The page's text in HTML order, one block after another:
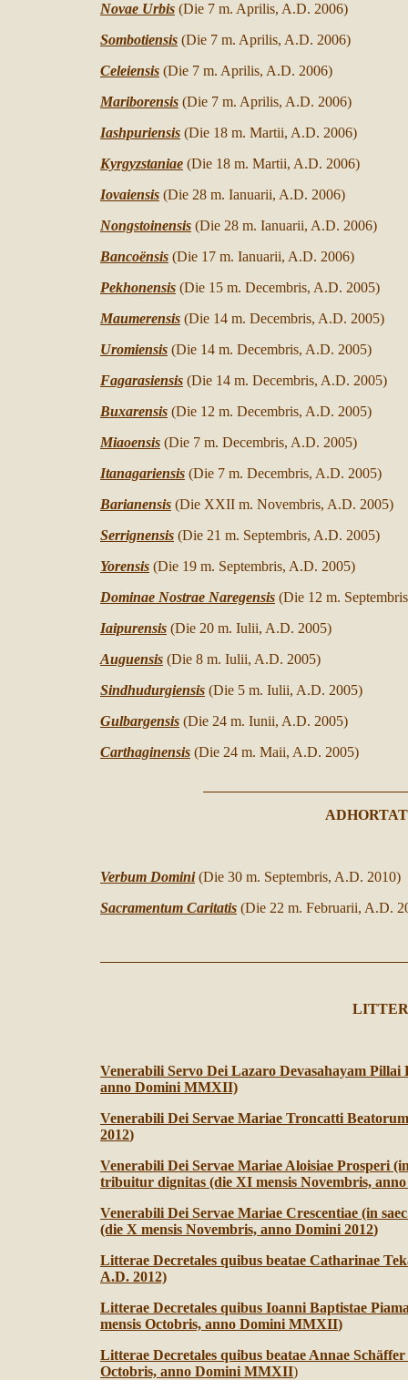
Novae Urbis (Die 7 m. Aprilis, A.D. 2006)
Sombotiensis (Die 7 m. Aprilis, A.D. 2006)
Celeiensis (Die 7 m. Aprilis, A.D. 2006)
Mariborensis (Die 7 m. Aprilis, A.D. 2006)
Iashpuriensis (Die 18 m. Martii, A.D. 2006)
Kyrgyzstaniae (Die 18 m. Martii, A.D. 2006)
Iovaiensis (Die 28 m. Ianuarii, A.D. 2006)
Nongstoinensis (Die 28 m. Ianuarii, A.D. 2006)
Bancoënsis (Die 17 m. Ianuarii, A.D. 2006)
Pekhonensis (Die 15 m. Decembris, A.D. 2005)
Maumerensis (Die 14 m. Decembris, A.D. 2005)
Uromiensis (Die 14 m. Decembris, A.D. 2005)
Fagarasiensis (Die 14 m. Decembris, A.D. 2005)
Buxarensis (Die 12 m. Decembris, A.D. 2005)
Miaoensis (Die 7 m. Decembris, A.D. 2005)
Itanagariensis (Die 7 m. Decembris, A.D. 2005)
Barianensis (Die XXII m. Novembris, A.D. 2005)
Serrignensis (Die 21 m. Septembris, A.D. 2005)
Yorensis (Die 19 m. Septembris, A.D. 2005)
Dominae Nostrae Naregensis (Die 12 m.
Iaipurensis (Die 20 m. Iulii, A.D. 2005)
Auguensis (Die 8 m. Iulii, A.D. 2005)
Sindhudurgiensis (Die 5 m. Iulii, A.D. 2005)
Gulbargensis (Die 24 m. Iunii, A.D. 2005)
Carthaginensis (Die 24 m. Maii, A.D. 2005)
Verbum Domini (Die 30 m. Septembris, A.D. 2010)
Sacramentum Caritatis (Die 22 m. Februarii, A.D.
Venerabili Servo Dei Lazaro Devasahayam
anno Domini MMXII)
Venerabili Dei Servae Mariae Troncatti
2012)
Venerabili Dei Servae Mariae Aloisiae Prosperi
tribuitur dignitas (die XI mensis Novembris,
Venerabili Dei Servae Mariae Crescentiae (in
(die X mensis Novembris, anno Domini 2012)
Litterae Decretales quibus beatae Catharinae
A.D. 2012)
Litterae Decretales quibus Ioanni Baptistae
mensis Octobris, anno Domini MMXII)
Litterae Decretales quibus beatae Annae
Octobris, anno Domini MMXII)